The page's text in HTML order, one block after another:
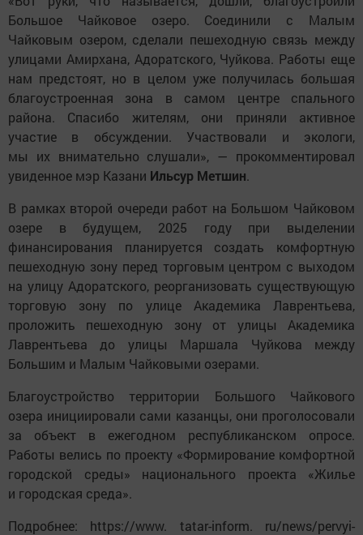
Большое Чайковое озеро. Соединили с Малым
Чайковым озером, сделали пешеходную связь между
улицами Амирхана, Адоратского, Чуйкова. Работы еще
нам предстоят, но в целом уже получилась большая
благоустроенная зона в самом центре спального
района. Спасибо жителям, они приняли активное
участие в обсуждении. Участвовали и экологи,
мы их внимательно слушали», — прокомментировал
увиденное мэр Казани Ильсур Метшин.
В рамках второй очереди работ на Большом Чайковом
озере в будущем, 2025 году при выделении
финансирования планируется создать комфортную
пешеходную зону перед торговым центром с выходом
на улицу Адоратского, реорганизовать существующую
торговую зону по улице Академика Лаврентьева,
проложить пешеходную зону от улицы Академика
Лаврентьева до улицы Маршала Чуйкова между
Большим и Малым Чайковыми озерами.
Благоустройство территории Большого Чайкового
озера инициировали сами казанцы, они проголосовали
за объект в ежегодном республиканском опросе.
Работы велись по проекту «Формирование комфортной
городской среды» национального проекта «Жилье
и городская среда».
Подробнее: https://www. tatar-inform. ru/news/pervyi-